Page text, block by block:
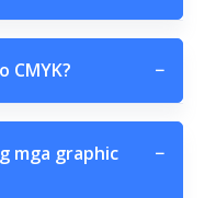
CMYK? −
mga graphic
−